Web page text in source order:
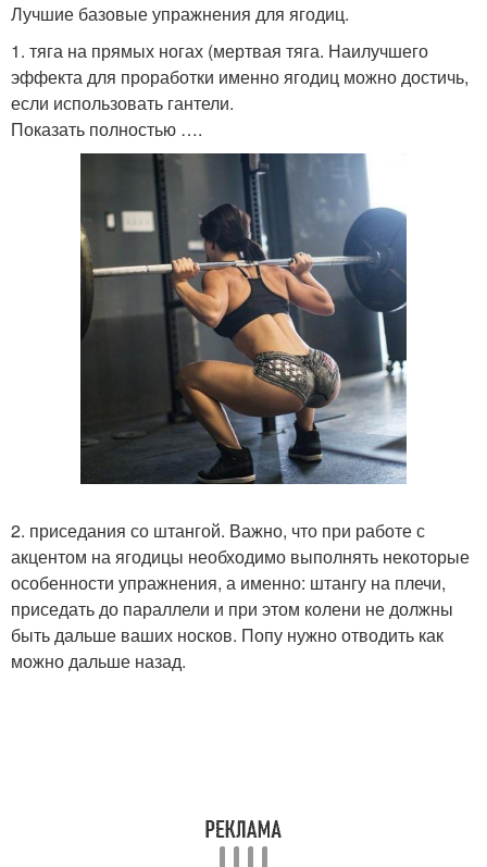
Лучшие базовые упражнения для ягодиц.
1. тяга на прямых ногах (мертвая тяга. Наилучшего
эффекта для проработки именно ягодиц можно достичь,
если использовать гантели.
Показать полностью ….
2. приседания со штангой. Важно, что при работе с
акцентом на ягодицы необходимо выполнять некоторые
особенности упражнения, а именно: штангу на плечи,
приседать до параллели и при этом колени не должны
быть дальше ваших носков. Попу нужно отводить как
можно дальше назад.